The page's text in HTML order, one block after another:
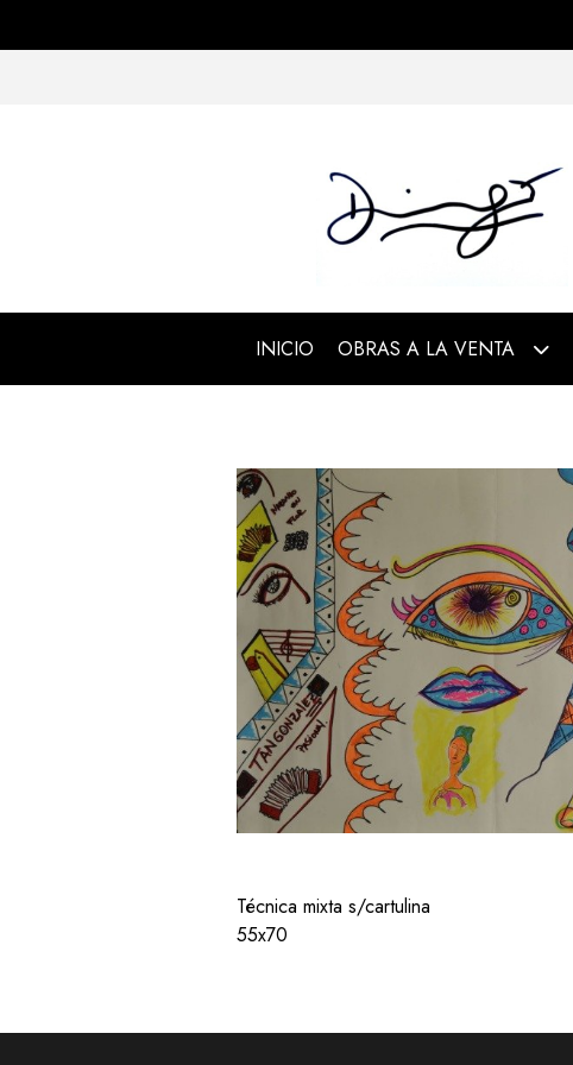
INICIO OBRAS A LA VENTA
Técnica mixta s/cartulina
55x70